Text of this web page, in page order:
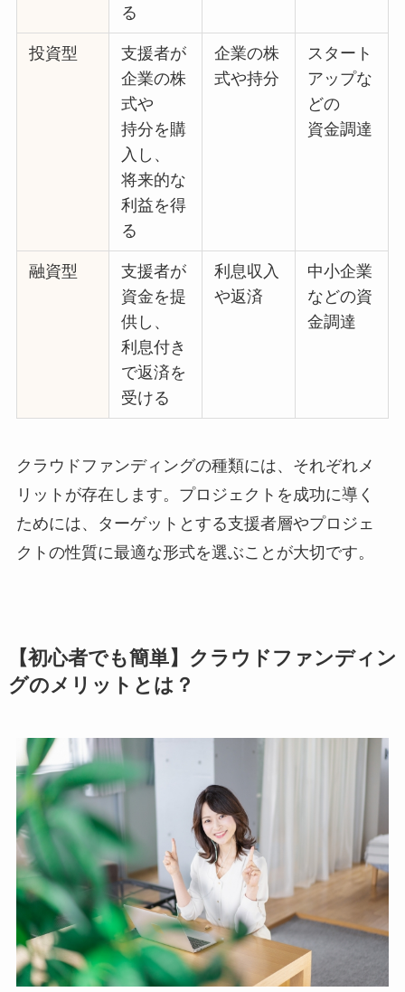
る
投資型
支援者が
企業の株
式や
持分を購
入し、
将来的な
利益を得
る
企業の株
式や持分
スタート
アップな
どの
資金調達
融資型
支援者が
資金を提
供し、
利息付き
で返済を
受ける
利息収入
や返済
中小企業
などの資
金調達
クラウドファンディングの種類には、それぞれメ
リットが存在します。プロジェクトを成功に導く
ためには、ターゲットとする支援者層やプロジェ
クトの性質に最適な形式を選ぶことが大切です。
【初心者でも簡単】クラウドファンディン
グのメリットとは？